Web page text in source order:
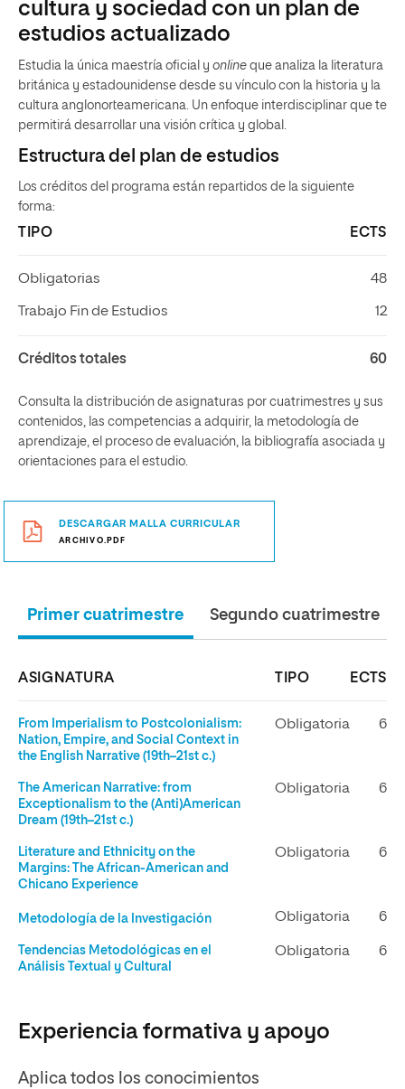
cultura y sociedad con un plan de
estudios actualizado
Estudia la única maestría oficial y online que analiza la literatura
británica y estadounidense desde su vínculo con la historia y la
cultura anglonorteamericana. Un enfoque interdisciplinar que te
permitirá desarrollar una visión crítica y global.
Estructura del plan de estudios
Los créditos del programa están repartidos de la siguiente
forma:
TIPO ECTS
Obligatorias 48
Trabajo Fin de Estudios 12
Créditos totales 60
Consulta la distribución de asignaturas por cuatrimestres y sus
contenidos, las competencias a adquirir, la metodología de
aprendizaje, el proceso de evaluación, la bibliografía asociada y
orientaciones para el estudio.
DESCARGAR MALLA CURRICULAR
ARCHIVO.PDF
Primer cuatrimestre Segundo cuatrimestre
ASIGNATURA TIPO ECTS
From Imperialism to Postcolonialism:
Nation, Empire, and Social Context in
the English Narrative (19th–21st c.)
Obligatoria 6
The American Narrative: from
Exceptionalism to the (Anti)American
Dream (19th–21st c.)
Obligatoria 6
Literature and Ethnicity on the
Margins: The African-American and
Chicano Experience
Obligatoria 6
Metodología de la Investigación Obligatoria 6
Tendencias Metodológicas en el
Análisis Textual y Cultural
Obligatoria 6
Experiencia formativa y apoyo
Aplica todos los conocimientos